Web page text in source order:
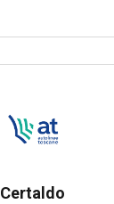
Certaldo